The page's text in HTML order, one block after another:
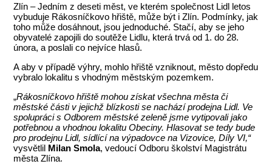
Zlín – Jedním z deseti měst, ve kterém společnost Lidl letos
vybuduje Rákosníčkovo hřiště, může být i Zlín. Podmínky, jak
toho může dosáhnout, jsou jednoduché. Stačí, aby se jeho
obyvatelé zapojili do soutěže Lidlu, která trvá od 1. do 28.
února, a poslali co nejvíce hlasů.
A aby v případě výhry, mohlo hřiště vzniknout, město dopředu
vybralo lokalitu s vhodným městským pozemkem.
„Rákosníčkovo hřiště mohou získat všechna města či
městské části v jejichž blízkosti se nachází prodejna Lidl. Ve
spolupráci s Odborem městské zeleně jsme vytipovali jako
potřebnou a vhodnou lokalitu Obeciny. Hlasovat se tedy bude
pro prodejnu Lidl, sídlící na výpadovce na Vizovice, Díly VI,“
vysvětlil Milan Smola, vedoucí Odboru školství Magistrátu
města Zlína.